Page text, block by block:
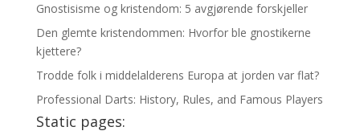
Gnostisisme og kristendom: 5 avgjørende forskjeller
Den glemte kristendommen: Hvorfor ble gnostikerne
kjettere?
Trodde folk i middelalderens Europa at jorden var flat?
Professional Darts: History, Rules, and Famous Players
Static pages: